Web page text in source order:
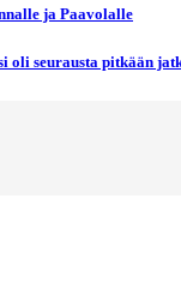
ja Paavolalle
oli seurausta pitkään